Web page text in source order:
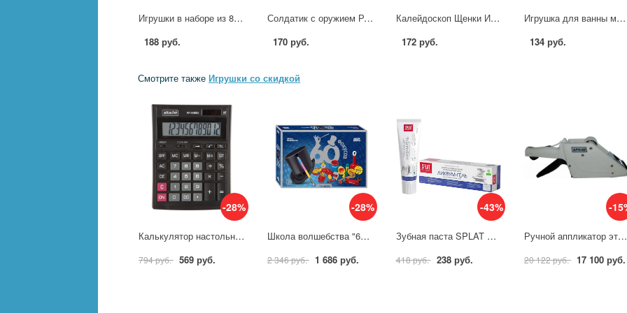
Игрушки в наборе из 8-ми насекомых, пластизоль, "Рассказы о животных" Играем Вместе ZY1441387-R
188 руб.
Солдатик с оружием Росгвардия Играем Вместе YG96742-R
170 руб.
Калейдоскоп Щенки Играем Вместе B1616114-R9
172 руб.
Игрушка для ванны мышонок, 8,5 см. Играем Вместе 2310R0045-R1 (288)
134 руб.
Смотрите также Игрушки со скидкой
-28%
Калькулятор настольный полноразмерный Attache AF-446BG,12р,дв.пит,чрн-сер 1779738
794 руб. 569 руб.
-28%
Школа волшебства "60 фокусов" детский набор фокусника STEP 76096
2 346 руб. 1 686 руб.
-43%
Зубная паста SPLAT Professional Ликвум-гель 100мл 4603014001122
418 руб. 238 руб.
-
Ручной аппликатор этикеток Этикет-пистолет аппликатор TOWA 65-60 для этикеток шир.25-60 мм 562931
20 122 руб. 17 100 руб.